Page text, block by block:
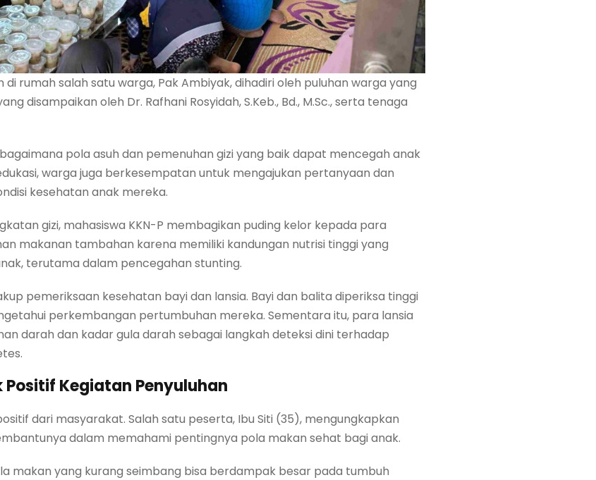
rumah salah satu warga, Pak Ambiyak, dihadiri oleh puluhan warga yang
disampaikan oleh Dr. Rafhani Rosyidah, S.Keb., Bd., M.Sc., serta tenaga
pola asuh dan pemenuhan gizi yang baik dapat mencegah anak
warga juga berkesempatan untuk mengajukan pertanyaan dan
kesehatan anak mereka.
gizi, mahasiswa KKN-P membagikan puding kelor kepada para
makanan tambahan karena memiliki kandungan nutrisi tinggi yang
terutama dalam pencegahan stunting.
pemeriksaan kesehatan bayi dan lansia. Bayi dan balita diperiksa tinggi
perkembangan pertumbuhan mereka. Sementara itu, para lansia
darah dan kadar gula darah sebagai langkah deteksi dini terhadap
Kegiatan Penyuluhan
dari masyarakat. Salah satu peserta, Ibu Siti (35), mengungkapkan
dalam memahami pentingnya pola makan sehat bagi anak.
makan yang kurang seimbang bisa berdampak besar pada tumbuh